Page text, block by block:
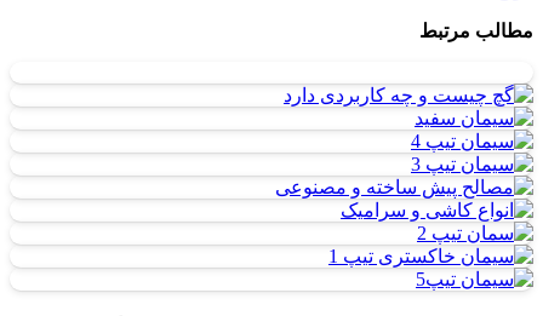
مطالب مرتبط